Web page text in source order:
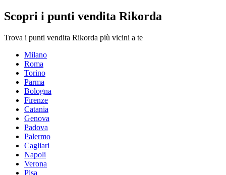
Scopri i punti vendita Rikorda
Trova i punti vendita Rikorda più vicini a te
Milano
Roma
Torino
Parma
Bologna
Firenze
Catania
Genova
Padova
Palermo
Cagliari
Napoli
Verona
Pisa